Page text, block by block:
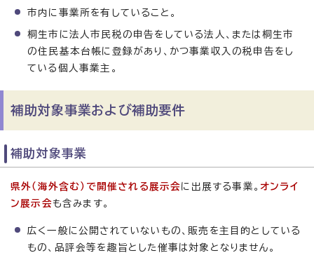
市内に事業所を有していること。
桐生市に法人市民税の申告をしている法人、または桐生市
の住民基本台帳に登録があり、かつ事業収入の税申告をし
ている個人事業主。
補助対象事業および補助要件
補助対象事業
県外（海外含む）で開催される展示会に出展する事業。 オンライ
ン展示会も含みます。
広く一般に公開されていないもの、販売を主目的としている
もの、品評会等を趣旨とした催事は対象となりません。